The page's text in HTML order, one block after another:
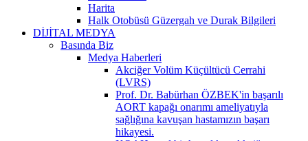
Harita
Halk Otobüsü Güzergah ve Durak Bilgileri
DİJİTAL MEDYA
Basında Biz
Medya Haberleri
Akciğer Volüm Küçültücü Cerrahi
(LVRS)
Prof. Dr. Babürhan ÖZBEK'in başarılı
AORT kapağı onarımı ameliyatıyla
sağlığına kavuşan hastamızın başarı
hikayesi.